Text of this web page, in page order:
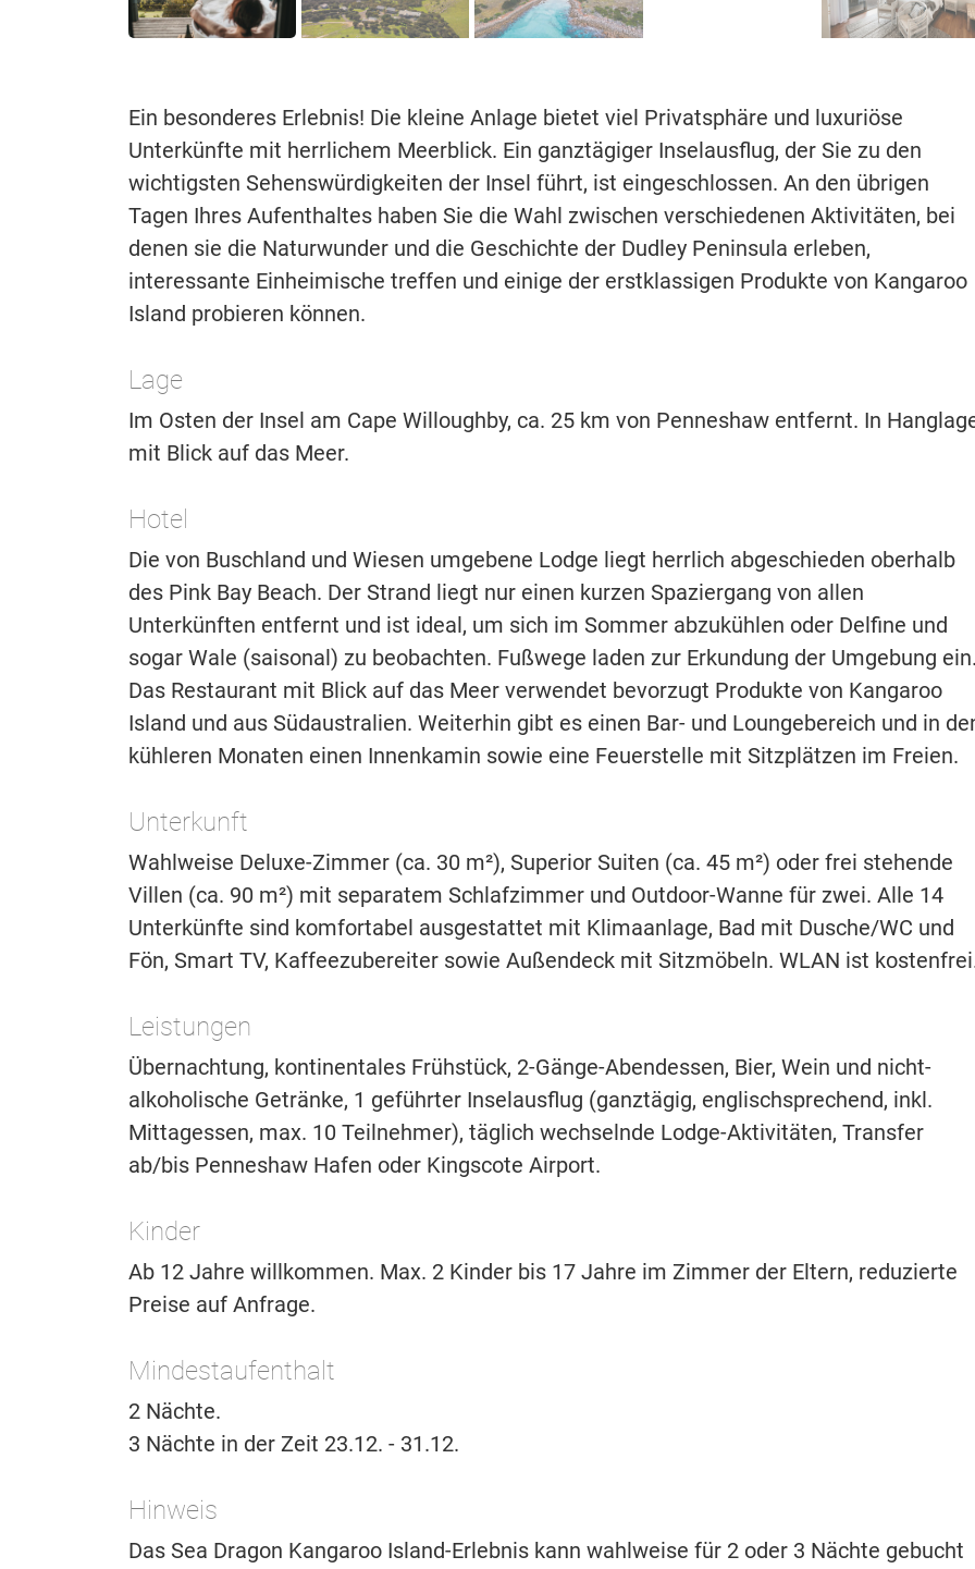
Ein besonderes Erlebnis! Die kleine Anlage bietet viel Privatsphäre und luxuriöse
Unterkünfte mit herrlichem Meerblick. Ein ganztägiger Inselausflug, der Sie zu den
wichtigsten Sehenswürdigkeiten der Insel führt, ist eingeschlossen. An den übrigen
Tagen Ihres Aufenthaltes haben Sie die Wahl zwischen verschiedenen Aktivitäten, bei
denen sie die Naturwunder und die Geschichte der Dudley Peninsula erleben,
interessante Einheimische treffen und einige der erstklassigen Produkte von Kangaroo
Island probieren können.
Lage
Im Osten der Insel am Cape Willoughby, ca. 25 km von Penneshaw entfernt. In
mit Blick auf das Meer.
Hotel
Die von Buschland und Wiesen umgebene Lodge liegt herrlich abgeschieden oberhalb
des Pink Bay Beach. Der Strand liegt nur einen kurzen Spaziergang von allen
Unterkünften entfernt und ist ideal, um sich im Sommer abzukühlen oder Delfine und
sogar Wale (saisonal) zu beobachten. Fußwege laden zur Erkundung der Umgebung
Das Restaurant mit Blick auf das Meer verwendet bevorzugt Produkte von Kangaroo
Island und aus Südaustralien. Weiterhin gibt es einen Bar- und Loungebereich und in
kühleren Monaten einen Innenkamin sowie eine Feuerstelle mit Sitzplätzen im Freien.
Unterkunft
Wahlweise Deluxe-Zimmer (ca. 30 m²), Superior Suiten (ca. 45 m²) oder frei stehende
Villen (ca. 90 m²) mit separatem Schlafzimmer und Outdoor-Wanne für zwei. Alle 14
Unterkünfte sind komfortabel ausgestattet mit Klimaanlage, Bad mit Dusche/WC und
Fön, Smart TV, Kaffeezubereiter sowie Außendeck mit Sitzmöbeln. WLAN ist
Leistungen
Übernachtung, kontinentales Frühstück, 2-Gänge-Abendessen, Bier, Wein und nicht-
alkoholische Getränke, 1 geführter Inselausflug (ganztägig, englischsprechend, inkl.
Mittagessen, max. 10 Teilnehmer), täglich wechselnde Lodge-Aktivitäten, Transfer
ab/bis Penneshaw Hafen oder Kingscote Airport.
Kinder
Ab 12 Jahre willkommen. Max. 2 Kinder bis 17 Jahre im Zimmer der Eltern, reduzierte
Preise auf Anfrage.
Mindestaufenthalt
2 Nächte.
3 Nächte in der Zeit 23.12. - 31.12.
Hinweis
Das Sea Dragon Kangaroo Island-Erlebnis kann wahlweise für 2 oder 3 Nächte gebucht